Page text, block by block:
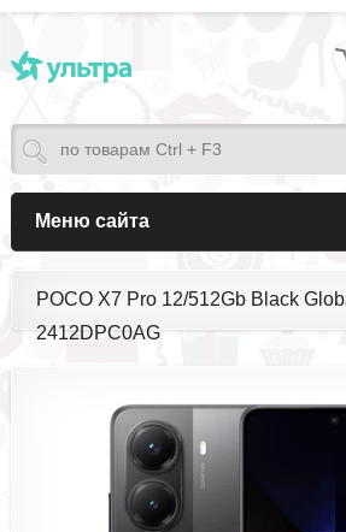
Меню сайта
POCO X7 Pro 12/512Gb Black
2412DPC0AG